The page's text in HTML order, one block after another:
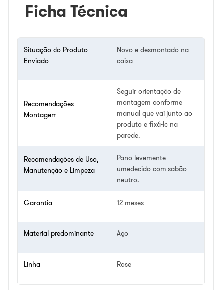
Ficha Técnica
Situação do Produto
Enviado
Novo e desmontado na
caixa
Recomendações
Montagem
Seguir orientação de
montagem conforme
manual que vai junto ao
produto e fixá-lo na
parede.
Recomendações de Uso,
Manutenção e Limpeza
Pano levemente
umedecido com sabão
neutro.
Garantia 12 meses
Material predominante Aço
Linha Rose